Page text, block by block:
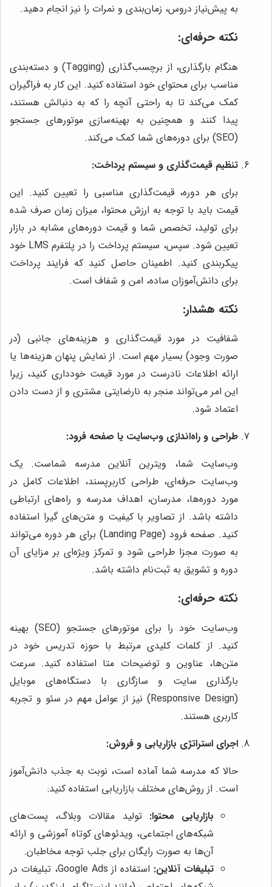
به پیش‌نیاز دروس، زمان‌بندی و نمرات را نیز انجام دهید.
نکته حرفه‌ای:
هنگام بارگذاری، از برچسب‌گذاری (Tagging) و دسته‌بندی
مناسب برای محتوای خود استفاده کنید. این کار به فراگیران
کمک می‌کند تا به راحتی آنچه را که به دنبالش هستند،
پیدا کنند و همچنین به بهینه‌سازی موتورهای جستجو
(SEO) برای دوره‌های شما کمک می‌کند.
تنظیم قیمت‌گذاری و سیستم پرداخت:
برای هر دوره، قیمت‌گذاری مناسبی را تعیین کنید. این
قیمت باید با توجه به ارزش محتوا، میزان زمان صرف شده
برای تولید، تخصص شما و قیمت دوره‌های مشابه در بازار
تعیین شود. سپس، سیستم پرداخت را در پلتفرم LMS خود
پیکربندی کنید. اطمینان حاصل کنید که فرایند پرداخت
برای دانش‌آموزان ساده، امن و شفاف است.
نکته هشدار:
شفافیت در مورد قیمت‌گذاری و هزینه‌های جانبی (در
صورت وجود) بسیار مهم است. از نمایش پنهان هزینه‌ها یا
ارائه اطلاعات نادرست در مورد قیمت خودداری کنید، زیرا
این امر می‌تواند منجر به نارضایتی مشتری و از دست دادن
اعتماد شود.
طراحی و راه‌اندازی وب‌سایت یا صفحه فرود:
وب‌سایت شما، ویترین آنلاین مدرسه شماست. یک
وب‌سایت حرفه‌ای، طراحی کاربرپسند، اطلاعات کامل در
مورد دوره‌ها، مدرسان، اهداف مدرسه و راه‌های ارتباطی
داشته باشد. از تصاویر با کیفیت و متن‌های گیرا استفاده
کنید. صفحه فرود (Landing Page) برای هر دوره می‌تواند
به صورت مجزا طراحی شود و تمرکز ویژه‌ای بر مزایای آن
دوره و تشویق به ثبت‌نام داشته باشد.
نکته حرفه‌ای:
وب‌سایت خود را برای موتورهای جستجو (SEO) بهینه
کنید. از کلمات کلیدی مرتبط با حوزه تدریس خود در
متن‌ها، عناوین و توضیحات متا استفاده کنید. سرعت
بارگذاری سایت و سازگاری با دستگاه‌های موبایل
(Responsive Design) نیز از عوامل مهم در سئو و تجربه
کاربری هستند.
اجرای استراتژی بازاریابی و فروش:
حالا که مدرسه شما آماده است، نوبت به جذب دانش‌آموز
است. از روش‌های مختلف بازاریابی استفاده کنید:
بازاریابی محتوا: تولید مقالات وبلاگ، پست‌های
شبکه‌های اجتماعی، ویدئوهای کوتاه آموزشی و ارائه
آن‌ها به صورت رایگان برای جلب توجه مخاطبان.
تبلیغات آنلاین:
استفاده از Google Ads، تبلیغات در